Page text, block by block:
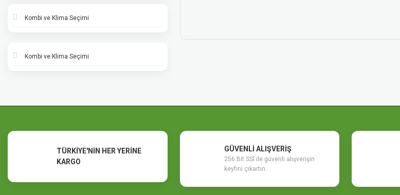
Kombi ve Klima Seçimi
Kombi ve Klima Seçimi
TÜRKİYE'NİN HER YERİNE
KARGO
GÜVENLİ ALIŞVERİŞ
256 Bit SSl ile güvenli alışverişin
keyfini çıkartın.